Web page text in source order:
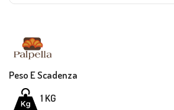
Peso E Scadenza
1 KG